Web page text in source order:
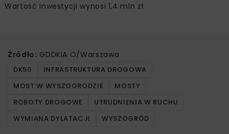
Wartość inwestycji wynosi 1,4 mln zł.
Źródło: GDDKiA O/Warszawa
DK50
INFRASTRUKTURA DROGOWA
MOST W WYSZOGRODZIE
MOSTY
ROBOTY DROGOWE
UTRUDNIENIA W RUCHU
WYMIANA DYLATACJI
WYSZOGRÓD